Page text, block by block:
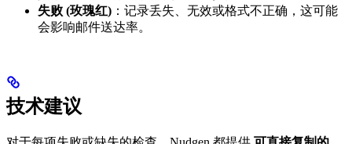
失败 (玫瑰红) ：记录丢失、无效或格式不正确，这可能
会影响邮件送达率。
技术建议